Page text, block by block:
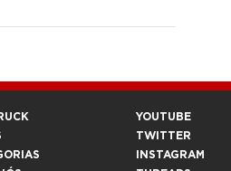
YOUTUBE
TWITTER
INSTAGRAM